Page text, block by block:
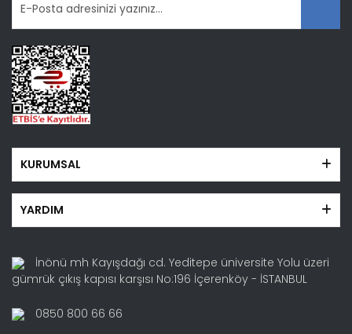
KURUMSAL
YARDIM
İnönü mh Kayışdağı cd. Yeditepe üniversite Yolu üzeri
gümrük çıkış kapısı karşısı No:196 İçerenköy - İSTANBUL
0850 800 66 66